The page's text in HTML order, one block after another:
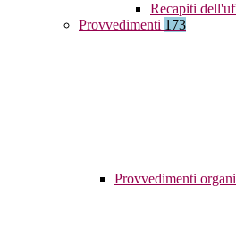
Recapiti
Provvedimenti 173
Provvedimenti